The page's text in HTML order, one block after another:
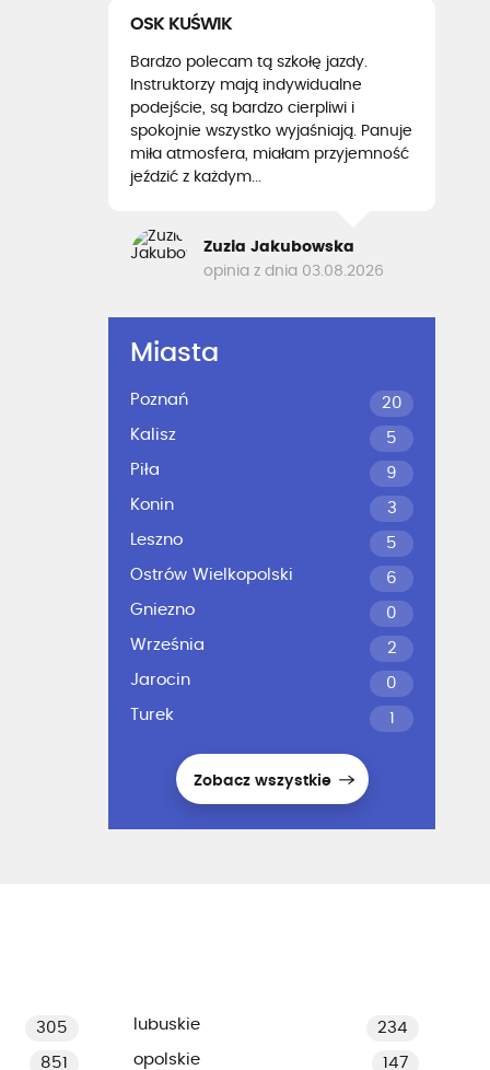
OSK KUŚWIK
Bardzo polecam tą szkołę jazdy.
Instruktorzy mają indywidualne
podejście, są bardzo cierpliwi i
spokojnie wszystko wyjaśniają. Panuje
miła atmosfera, miałam przyjemność
jeździć z każdym...
Zuzia Jakubowska
opinia z dnia 03.08.2026
Miasta
Poznań
20
Kalisz
5
Piła
9
Konin
3
Leszno
5
Ostrów Wielkopolski
6
Gniezno
0
Września
2
Jarocin
0
Turek
1
Zobacz wszystkie
305 lubuskie 234
851 opolskie 147